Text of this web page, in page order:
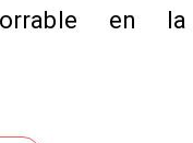
en la